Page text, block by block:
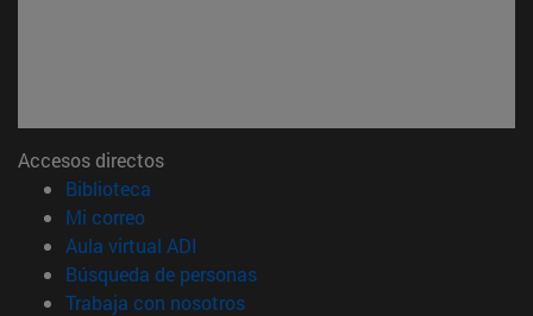
Accesos directos
Biblioteca
Mi correo(abre en nueva ventana)
Aula virtual ADI
Búsqueda de personas(abre en nueva ventana)
Trabaja con nosotros(abre en nueva ventana)